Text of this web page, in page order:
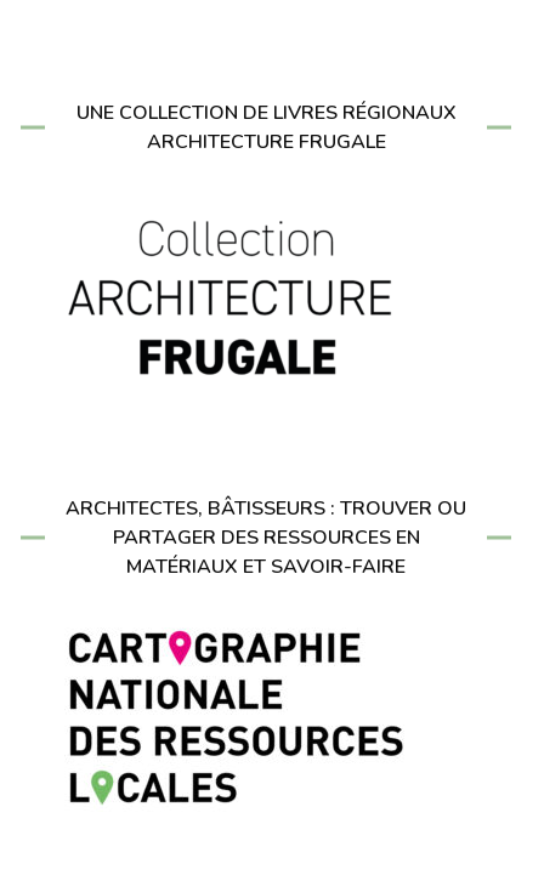
UNE COLLECTION DE LIVRES RÉGIONAUX
ARCHITECTURE FRUGALE
ARCHITECTES, BÂTISSEURS : TROUVER OU
PARTAGER DES RESSOURCES EN
MATÉRIAUX ET SAVOIR-FAIRE